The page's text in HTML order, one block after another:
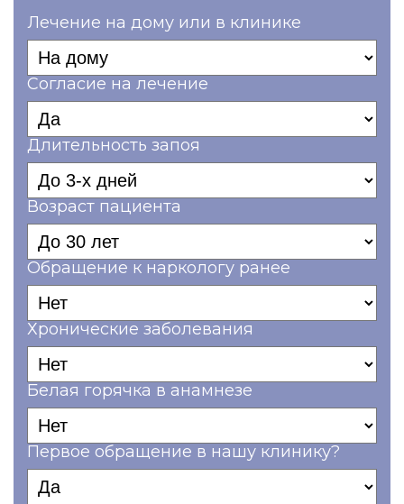
Лечение на дому или в клинике
Согласие на лечение
Длительность запоя
Возраст пациента
Обращение к наркологу ранее
Хронические заболевания
Белая горячка в анамнезе
Первое обращение в нашу клинику?